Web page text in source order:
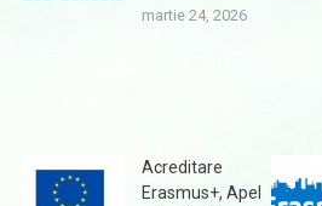
martie 24, 2026
Acreditare
Erasmus+, Apel